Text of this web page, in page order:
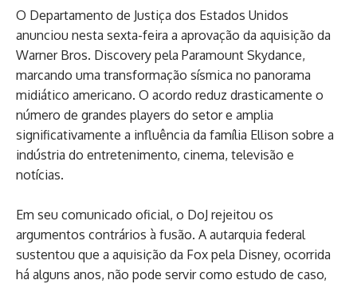
O Departamento de Justiça dos Estados Unidos
anunciou nesta sexta-feira a aprovação da aquisição da
Warner Bros. Discovery pela Paramount Skydance,
marcando uma transformação sísmica no panorama
midiático americano. O acordo reduz drasticamente o
número de grandes players do setor e amplia
significativamente a influência da família Ellison sobre a
indústria do entretenimento, cinema, televisão e
notícias.
Em seu comunicado oficial, o DoJ rejeitou os
argumentos contrários à fusão. A autarquia federal
sustentou que a aquisição da Fox pela Disney, ocorrida
há alguns anos, não pode servir como estudo de caso,